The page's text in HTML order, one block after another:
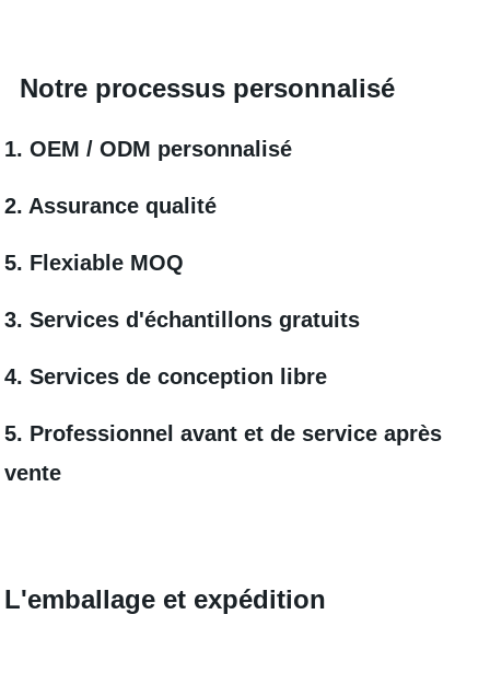
Notre processus personnalisé
1. OEM / ODM personnalisé
2. Assurance qualité
5. Flexiable MOQ
3. Services d'échantillons gratuits
4. Services de conception libre
5. Professionnel avant et de service après
vente
L'emballage et expédition